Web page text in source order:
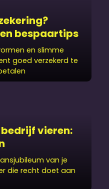
bespaartips
en slimme
goed verzekerd te
vieren:
van je
die recht doet aan